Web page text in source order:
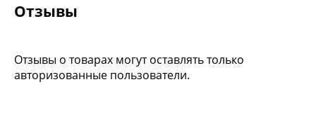
Отзывы
Отзывы о товарах могут оставлять только
авторизованные пользователи.